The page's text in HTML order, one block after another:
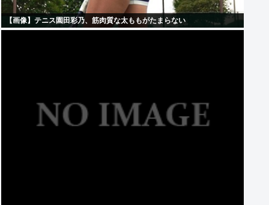
【画像】テニス園田彩乃、筋肉質な太ももがたまらない